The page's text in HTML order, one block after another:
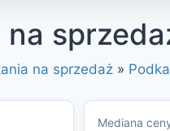
na sprzedaż »
Mediana